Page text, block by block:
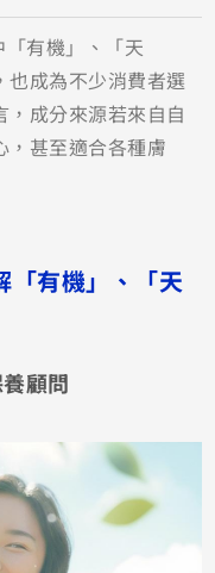
有機」、「天
成為不少消費者選
成分來源若來自自
，甚至適合各種膚
「有機」、「天
顧問